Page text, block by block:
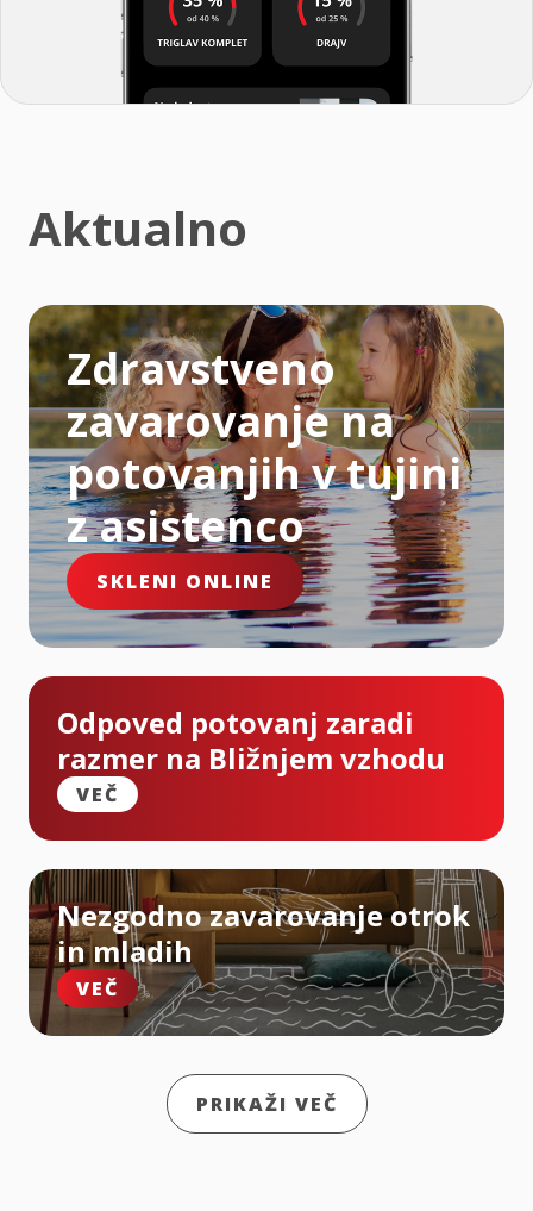
Aktualno
Zdravstveno
zavarovanje na
potovanjih v tujini
z asistenco
SKLENI ONLINE
Odpoved potovanj zaradi
razmer na Bližnjem vzhodu
VEČ
Nezgodno zavarovanje otrok
in mladih
VEČ
PRIKAŽI VEČ